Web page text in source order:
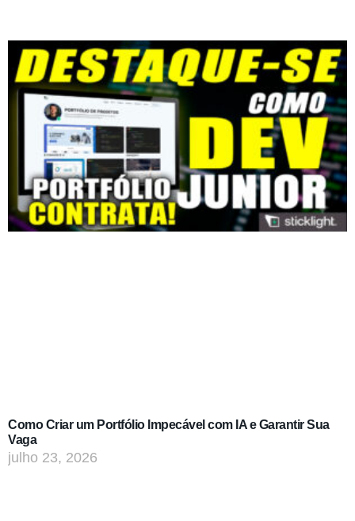
Como Criar um Portfólio Impecável com IA e Garantir Sua
Vaga
julho 23, 2026